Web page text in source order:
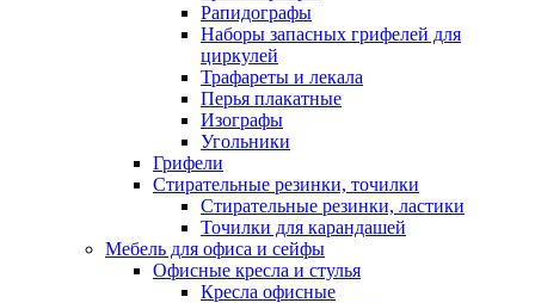
Рапидографы
Наборы запасных грифелей для
циркулей
Трафареты и лекала
Перья плакатные
Изографы
Угольники
Грифели
Стирательные резинки, точилки
Стирательные резинки, ластики
Точилки для карандашей
Мебель для офиса и сейфы
Офисные кресла и стулья
Кресла офисные